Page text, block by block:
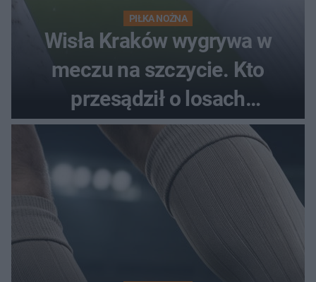
PIŁKA NOŻNA
Wisła Kraków wygrywa w
meczu na szczycie. Kto
przesądził o losach
spotkania?